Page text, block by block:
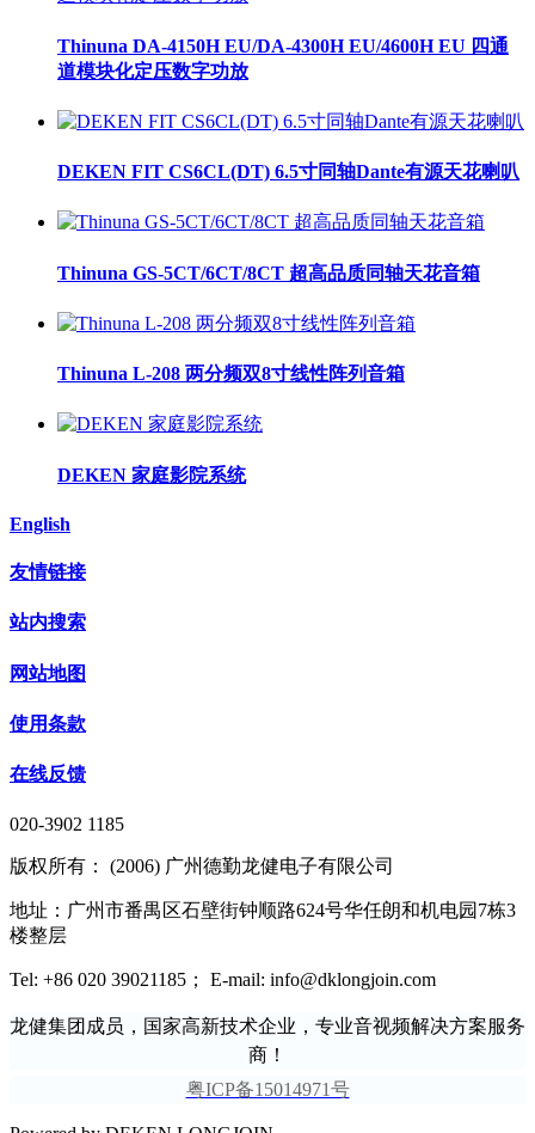
Thinuna DA-4150H EU/DA-4300H EU/4600H EU 四通
道模块化定压数字功放
DEKEN FIT CS6CL(DT) 6.5寸同轴Dante有源天花喇叭
Thinuna GS-5CT/6CT/8CT 超高品质同轴天花音箱
Thinuna L-208 两分频双8寸线性阵列音箱
DEKEN 家庭影院系统
English
友情链接
站内搜索
网站地图
使用条款
在线反馈
020-3902 1185
版权所有： (2006) 广州德勤龙健电子有限公司
地址：广州市番禺区石壁街钟顺路624号华任朗和机电园7栋3
楼整层
Tel: +86 020 39021185； E-mail: info@dklongjoin.com
龙健集团成员，国家高新技术企业，专业音视频解决方案服务
商！
粤ICP备15014971号